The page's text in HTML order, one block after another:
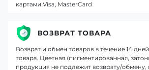
картами Visa, MasterCard
ВОЗВРАТ ТОВАРА
Возврат и обмен товаров в течение 14
товара. Цветная (пигментированная,
продукция не подлежит возврату/обмену,